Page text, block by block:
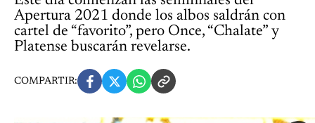
Apertura 2021 donde los albos saldrán con
cartel de “favorito”, pero Once, “Chalate” y
Platense buscarán revelarse.
COMPARTIR: